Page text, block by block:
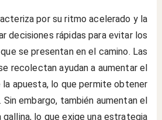
por su ritmo acelerado y la
decisiones rápidas para evitar los
se presentan en el camino. Las
recolectan ayudan a aumentar el
apuesta, lo que permite obtener
Sin embargo, también aumentan el
lo que exige una estrategia